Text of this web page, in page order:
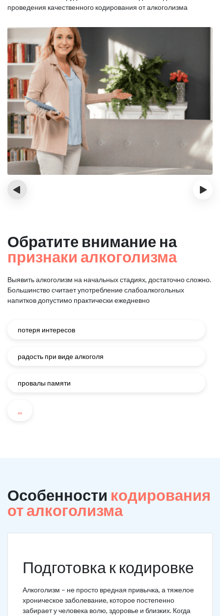
проведения качественного кодирования от алкоголизма
‹ ›
Обратите внимание на
признаки алкоголизма
Выявить алкоголизм на начальных стадиях, достаточно сложно.
Большинство считает употребление слабоалкогольных
напитков допустимо практически ежедневно
потеря интересов
радость при виде алкоголя
провалы памяти
...
Особенности кодирования
от алкоголизма
Подготовка к кодировке
Алкоголизм – не просто вредная привычка, а тяжелое
хроническое заболевание, которое постепенно
забирает у человека волю, здоровье и близких. Когда